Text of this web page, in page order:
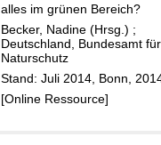
a
n
d
-
R
alles im grünen Bereich?
Becker, Nadine (Hrsg.) ;
Deutschland, Bundesamt für
Naturschutz
Stand: Juli 2014, Bonn,
[Online Ressource]